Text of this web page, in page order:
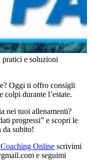
e soluzioni
Oggi ti offro consigli
durante l’estate.
nei tuoi allenamenti?
progressi” e scopri le
da subito!
Online scrivimi
e seguimi